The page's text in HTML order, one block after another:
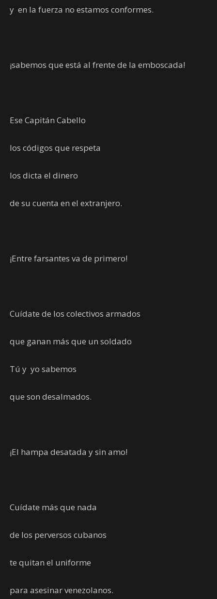
y en la fuerza no estamos conformes.
¡sabemos que está al frente de la emboscada!
Ese Capitán Cabello
los códigos que respeta
los dicta el dinero
de su cuenta en el extranjero.
¡Entre farsantes va de primero!
Cuídate de los colectivos armados
que ganan más que un soldado
Tú y yo sabemos
que son desalmados.
¡El hampa desatada y sin amo!
Cuídate más que nada
de los perversos cubanos
te quitan el uniforme
para asesinar venezolanos.